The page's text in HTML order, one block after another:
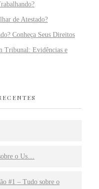
de Atestado?
Conheça Seus Direitos
Tribunal: Evidências e
o Us…
#1 – Tudo sobre o